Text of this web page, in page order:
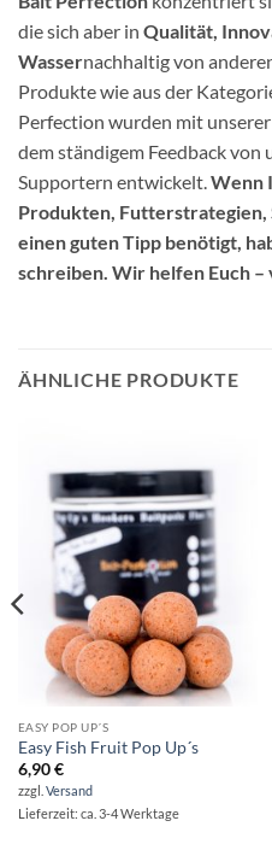
die sich aber in Qualität,
Wassernachhaltig von
Produkte wie aus der
Perfection wurden mit
dem ständigem Feedback von
Supportern entwickelt.Wenn
Produkten,
einen guten Tipp benötigt,
schreiben. Wir helfen Euch
ÄHNLICHE PRODUKTE
EASY POP UP´S
Easy Fish Fruit Pop Up´s
6,90€
zzgl. Versand
Lieferzeit: ca. 3-4 Werktage